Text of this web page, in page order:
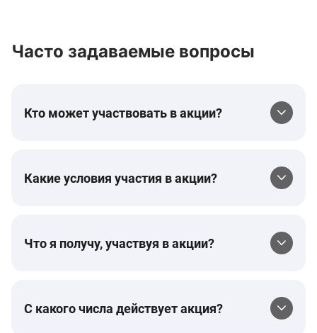
Часто задаваемые вопросы
Кто может участвовать в акции?
Какие условия участия в акции?
Что я получу, участвуя в акции?
С какого числа действует акция?